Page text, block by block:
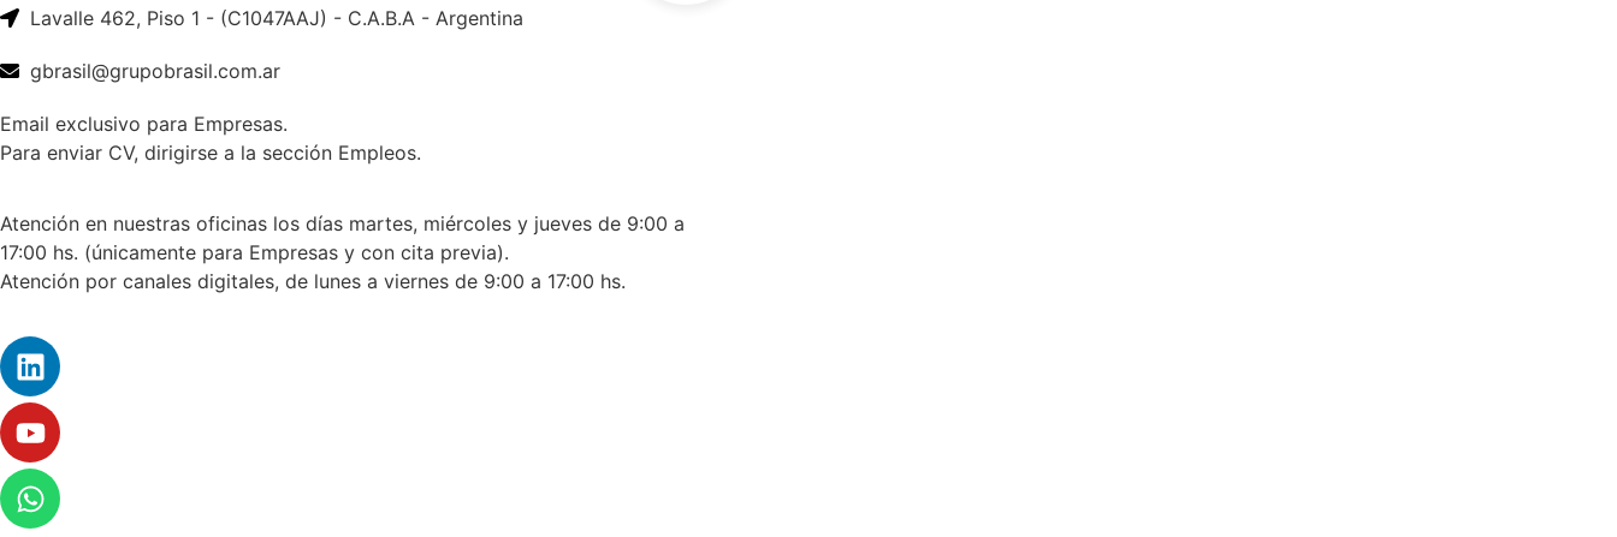
Lavalle 462, Piso 1 - (C1047AAJ) - C.A.B.A - Argentina
gbrasil@grupobrasil.com.ar
Email exclusivo para Empresas.
Para enviar CV, dirigirse a la sección Empleos.
Atención en nuestras oficinas los días martes, miércoles y jueves de 9:00 a
17:00 hs. (únicamente para Empresas y con cita previa).
Atención por canales digitales, de lunes a viernes de 9:00 a 17:00 hs.